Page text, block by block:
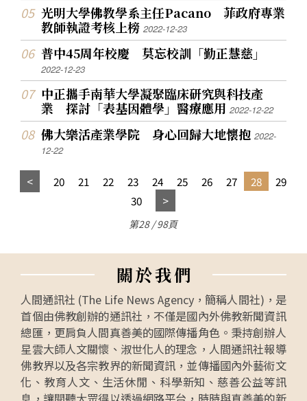
光明大學佛教學系主任Pacano 菲政府專業
教師執證考核上榜2022-12-23
普中45周年校慶 莫忘校訓「勤正慧慈」
2022-12-23
中正攜手南華大學凝聚臨床研究與科技產
業 探討「表基因體學」醫療應用2022-12-22
佛大樂活產業學院 身心回歸大地懷抱2022-
12-22
20 21 22 23 24 25 26 27 28
29
30
第28 / 98頁
關於我們
人間通訊社 (The Life News Agency，簡稱人間社)，是
首個由佛教創辦的通訊社，不僅是國內外佛教新聞資訊
總匯，更肩負人間真善美的國際傳播角色。秉持創辦人
星雲大師人文關懷、淑世化人的理念，人間通訊社報導
佛教界以及各宗教界的新聞資訊，並傳播國內外藝術文
化、教育人文、生活休閒、科學新知、慈善公益等訊